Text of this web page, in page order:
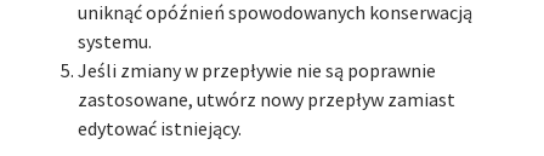
uniknąć opóźnień spowodowanych konserwacją
systemu.
Jeśli zmiany w przepływie nie są poprawnie
zastosowane, utwórz nowy przepływ zamiast
edytować istniejący.